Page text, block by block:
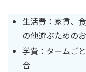
生活費：家賃、
の他遊ぶための
学費：タームご
合